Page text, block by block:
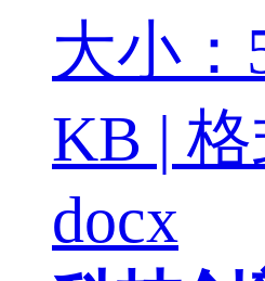
大小：
KB | 格
docx